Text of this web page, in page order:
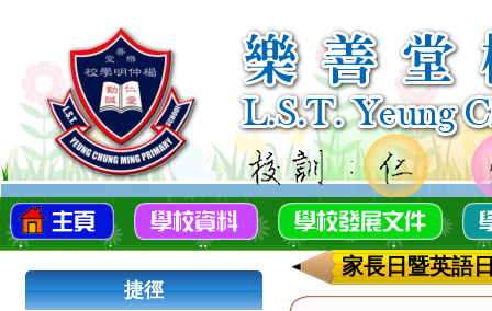
捷徑
家長日暨英語